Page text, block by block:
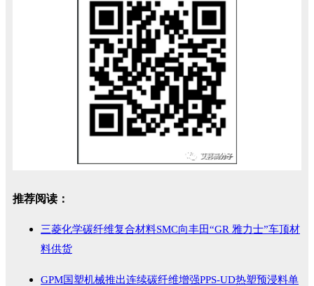
推荐阅读：
三菱化学碳纤维复合材料SMC向丰田“GR 雅力士”车顶材
料供货
GPM国塑机械推出连续碳纤维增强PPS-UD热塑预浸料单